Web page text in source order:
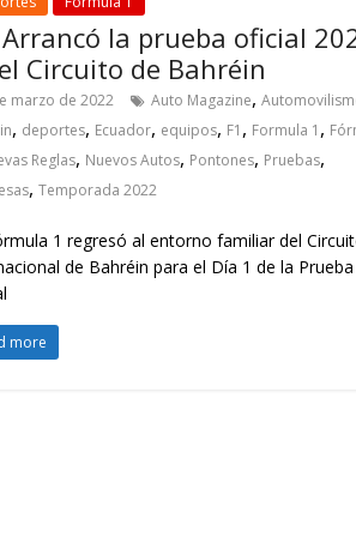
Arrancó la prueba oficial
Circuito de Bahréin
marzo de 2022 Auto Magazine,
, deportes, Ecuador, equipos, F1 , Formula 1 ,
Reglas, Nuevos Autos, Pontones, Pruebas,
, Temporada 2022
1 regresó al entorno familiar del
de Bahréin para el Día 1 de la Prueba
more